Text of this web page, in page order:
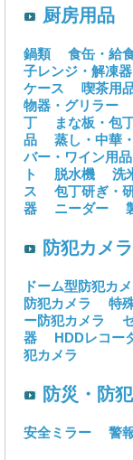
厨房用品
鍋類 食缶・給
子レンジ・解凍器
ケース
喫茶用
物器・グリラー
丁
まな板・包
品
蒸し・中華
バー・ワイン用品
ト
脱水機 洗
ス
包丁研ぎ・
器
ニーダー
防犯カメラ
ドーム型防犯カ
防犯カメラ
特
ー防犯カメラ
器
HDDレコー
犯カメラ
防災・防
安全ミラー 警